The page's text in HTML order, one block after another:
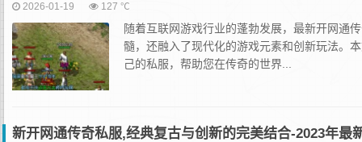
2026-01-19 127 ℃
随着互联网游戏行业的蓬勃发展，最新开网通
髓，还融入了现代化的游戏元素和创新玩法。
己的私服，帮助您在传奇的世界...
新开网通传奇私服,经典复古与创新的完美结合-2023年最